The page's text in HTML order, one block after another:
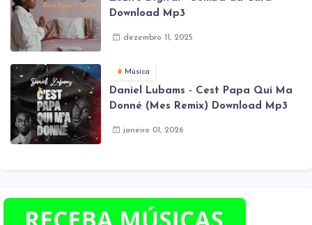
Download Mp3
dezembro 11, 2025
Música
Daniel Lubams - Cest Papa Qui Ma
Donné (Mes Remix) Download Mp3
janeiro 01, 2026